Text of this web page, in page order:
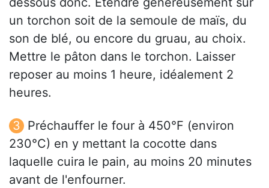
un torchon soit de la semoule de maïs, du
son de blé, ou encore du gruau, au choix.
Mettre le pâton dans le torchon. Laisser
reposer au moins 1 heure, idéalement 2
heures.
Préchauffer le four à 450°F (environ
230°C) en y mettant la cocotte dans
laquelle cuira le pain, au moins 20 minutes
avant de l'enfourner.